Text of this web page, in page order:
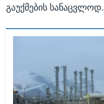
გაუქმების სანაცვლოდ.